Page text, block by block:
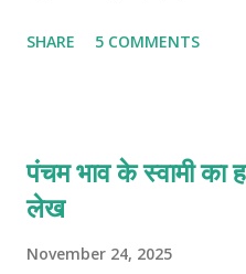
सकते है.
SHARE 5 COMMENTS
पंचम भाव के स्वामी
लेख
November 24, 2025